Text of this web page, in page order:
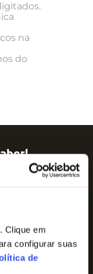
Clique em
configurar suas
de
na
do
por dentro
promoções